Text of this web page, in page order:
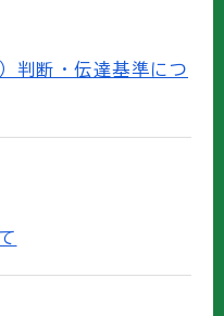
判断・伝達基準につ